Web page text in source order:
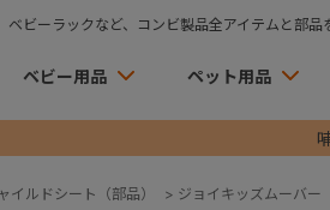
ベビーラックなど、コンビ製品全アイテムと部品
ベビー用品 ペット用品
イルドシート（部品） > ジョイキッズムーバー